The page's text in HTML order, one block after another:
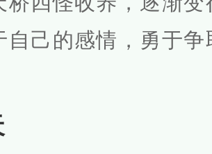
自己的感情，勇于